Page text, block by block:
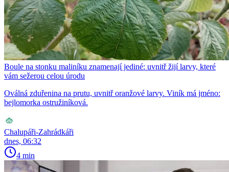
Boule na stonku maliníku znamenají jediné: uvnitř žijí larvy, které
vám sežerou celou úrodu
Oválná zduřenina na prutu, uvnitř oranžové larvy. Viník má jméno:
bejlomorka ostružiníková.
Chalupáři-Zahrádkáři
dnes, 06:32
4 min